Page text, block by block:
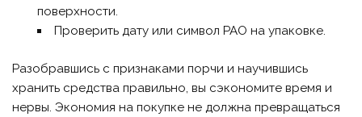
поверхности.
Проверить дату или символ PAO на упаковке.
Разобравшись с признаками порчи и научившись
хранить средства правильно, вы сэкономите время и
нервы. Экономия на покупке не должна превращаться